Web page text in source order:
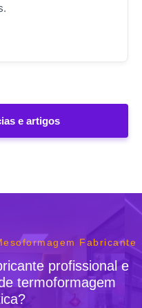
e artigos
Fabricante
profissional e
termoformagem